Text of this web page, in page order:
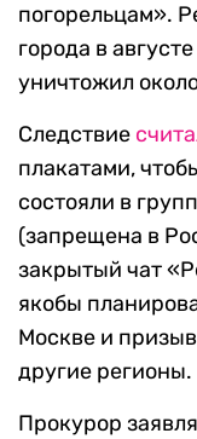
погорельцам».
города в
уничтожил
Следствие
плакатами,
состояли в
(запрещена в
закрытый чат
якобы
Москве и
другие регионы.
Прокурор